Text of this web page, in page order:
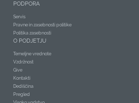
PODPORA
Servis
Pravne in zasebnosti politike
Politika zasebnosti
O PODJETJU
Temeljne vrednote
Vzdržnost
Give
Kontakti
Dediščina
Pregled